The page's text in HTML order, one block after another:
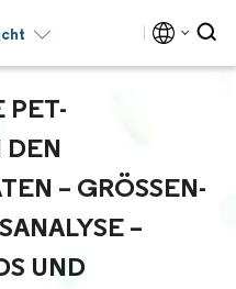
PET-
DEN
– GRÖSSEN- U
– W
UND P